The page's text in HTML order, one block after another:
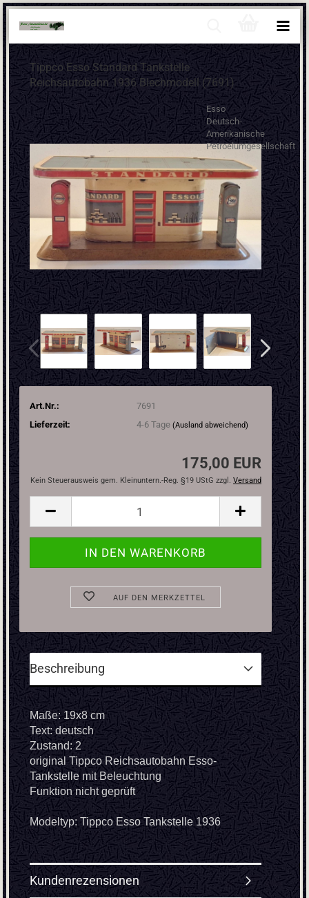
Tippco Esso Standard Tankstelle
Reichsautobahn 1936 Blechmodell (7691)
Esso
Deutsch-
Amerikanische
Petroelumgesellschaft
Art.Nr.:
7691
Lieferzeit:
4-6 Tage (Ausland abweichend)
175,00 EUR
Kein Steuerausweis gem. Kleinuntern.-Reg. §19 UStG zzgl. Versand
AUF DEN MERKZETTEL
Beschreibung
Maße: 19x8 cm
Text: deutsch
Zustand: 2
original Tippco Reichsautobahn Esso-
Tankstelle mit Beleuchtung
Funktion nicht geprüft
Modeltyp: Tippco Esso Tankstelle 1936
Kundenrezensionen